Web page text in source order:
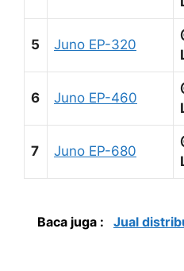
5 Juno EP-320
6 Juno EP-460
7 Juno EP-680
Baca juga : Jual